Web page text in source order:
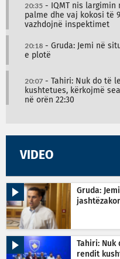
20:35 - IQMT nis largimin
palme dhe vaj kokosi të
vazhdojnë inspektimet
20:18 - Gruda: Jemi në
e plotë
20:07 - Tahiri: Nuk do të
kushtetues, kërkojmë
në orën 22:30
VIDEO
Gruda:
Tahiri:
rendit